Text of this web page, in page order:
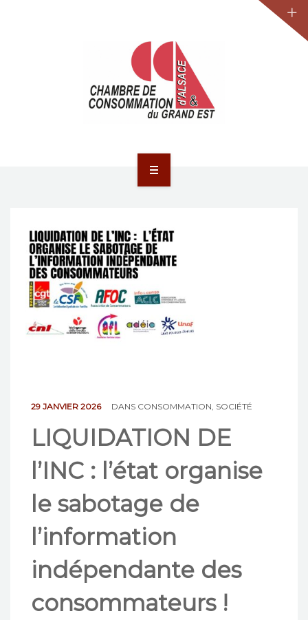
JURIDIQUE
LA CCA-GE
NOS ACTIONS
29 JANVIER 2026 DANS CONSOMMATION, SOCIÉTÉ
LIQUIDATION DE
l’INC : l’état organise
le sabotage de
l’information
indépendante des
consommateurs !